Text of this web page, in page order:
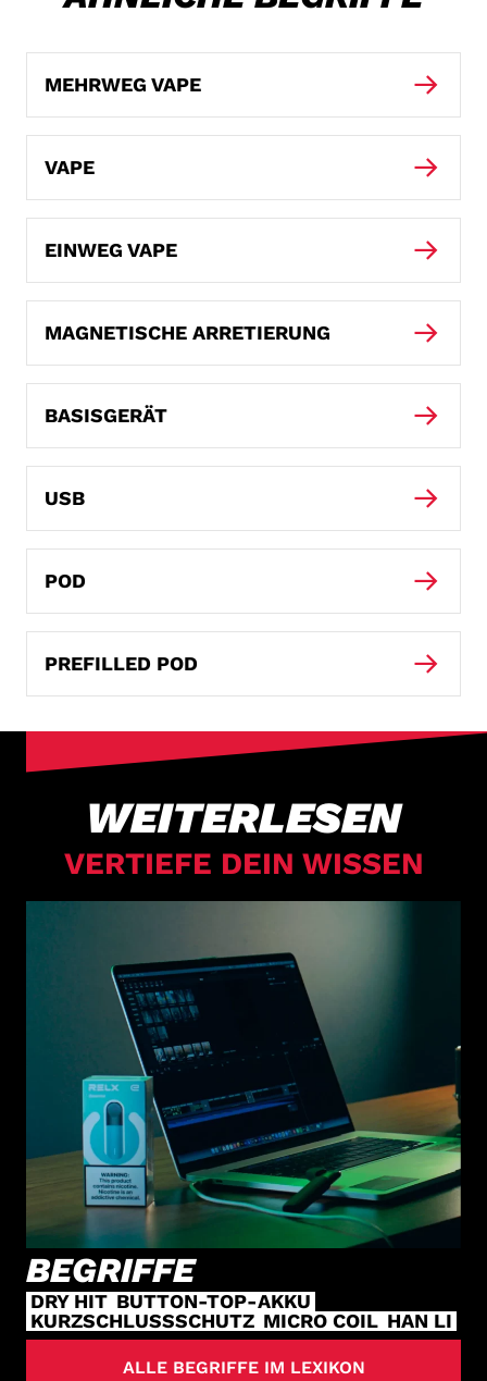
MEHRWEG VAPE
VAPE
EINWEG VAPE
MAGNETISCHE ARRETIERUNG
BASISGERÄT
USB
POD
PREFILLED POD
WEITERLESEN
VERTIEFE DEIN WISSEN
BEGRIFFE
DRY HIT BUTTON-TOP-AKKU
KURZSCHLUSSSCHUTZ MICRO COIL HAN LI
ALLE BEGRIFFE IM LEXIKON